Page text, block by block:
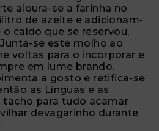
aloura-se a farinha no
de azeite e adicionam-
o caldo que se reservou,
se este molho ao
voltas para o incorporar e
em lume brando.
a gosto e retifica-se
as Línguas e as
tacho para tudo acamar
devagarinho durante